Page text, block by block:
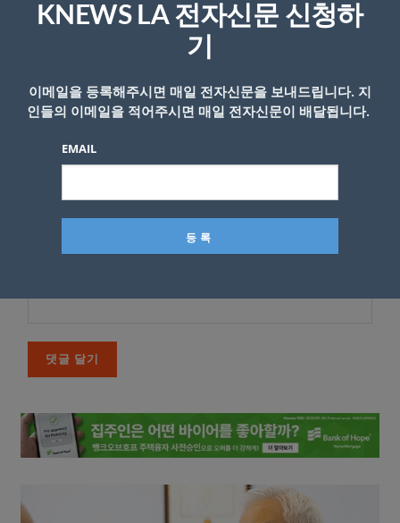
KNEWS LA 전자신문 신청하
기
이메일을 등록해주시면 매일 전자신문을 보내드립니다. 지
인들의 이메일을 적어주시면 매일 전자신문이 배달됩니다.
EMAIL